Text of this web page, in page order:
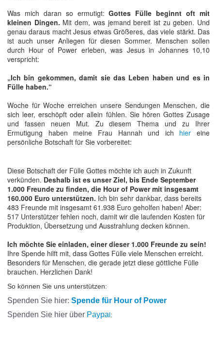
Was mich daran so ermutigt:Gottes Fülle beginnt oft mit
kleinen Dingen. Mit dem, was jemand bereit ist zu geben. Und
genau daraus macht Jesus etwas Größeres, das viele stärkt. Das
ist auch unser Anliegen für diesen Sommer. Menschen sollen
durch Hour of Power erleben, was Jesus in Johannes 10,10
verspricht:
„Ich bin gekommen, damit sie das Leben haben und es in
Fülle haben.“
Woche für Woche erreichen unsere Sendungen Menschen, die
sich leer, erschöpft oder allein fühlen. Sie hören Gottes Zusage
und fassen neuen Mut. Zu diesem Thema und zu Ihrer
Ermutigung haben meine Frau Hannah und ich hier eine
persönliche Botschaft für Sie vorbereitet:
Diese Botschaft der Fülle Gottes möchte ich auch in Zukunft
verkünden. Deshalb ist es unser Ziel, bis Ende September
1.000 Freunde zu finden, die Hour of Power mit insgesamt
160.000 Euro unterstützen. Ich bin sehr dankbar, dass bereits
483 Freunde mit insgesamt 61.938 Euro geholfen haben! Aber:
517 Unterstützer fehlen noch, damit wir die laufenden Kosten für
Produktion, Übersetzung und Ausstrahlung decken können.
Ich möchte Sie einladen, einer dieser 1.000 Freunde zu sein!
Ihre Spende hilft mit, dass Gottes Fülle viele Menschen erreicht.
Besonders für Menschen, die gerade jetzt diese göttliche Fülle
brauchen. Herzlichen Dank!
So können Sie uns unterstützen:
Spenden Sie hier: Spende für Hour of Power
Spenden Sie hier über Paypal: